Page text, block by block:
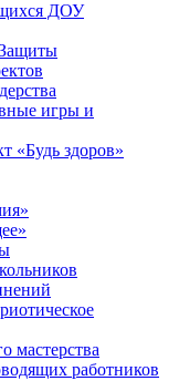
ДОУ
игры и
«Будь здоров»
мастерства
работников